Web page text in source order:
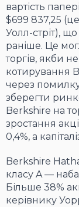
вартість
$699 837,25
Уолл-стріт),
раніше. Це
торгів, якби
котирування
через
зберегти
Berkshire на
зростання
0,4%, а
Berkshire
класу A —
Більше 38%
керівнику